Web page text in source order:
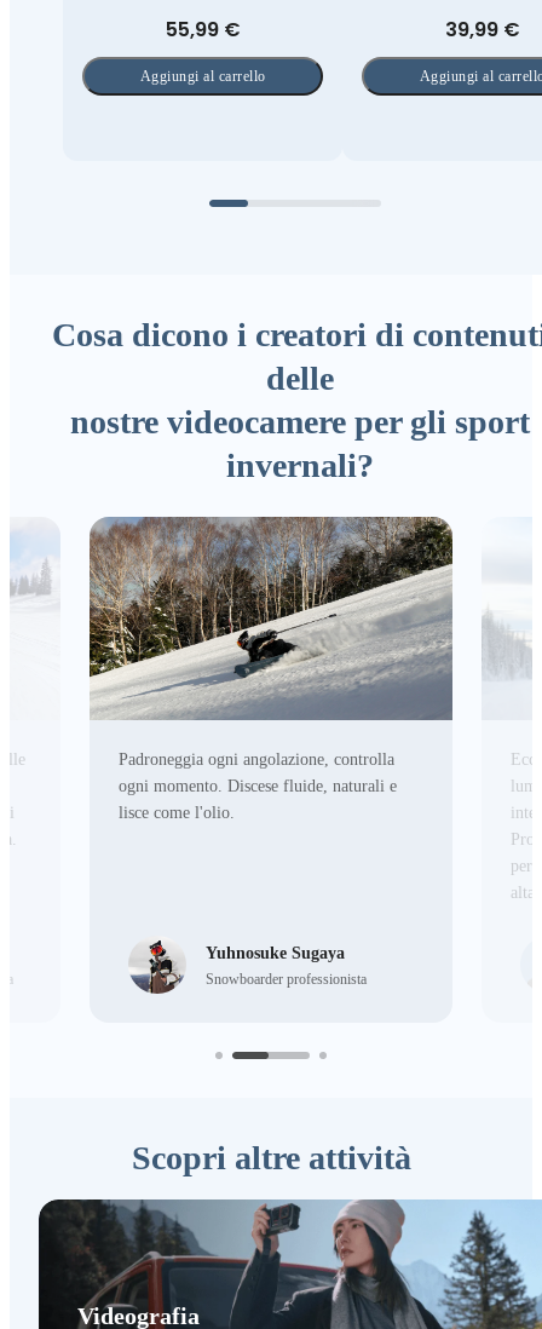
55,99 €
Aggiungi al carrello
39,99 €
Aggiungi al
Cosa dicono i creatori di
delle
nostre videocamere per gli sport
invernali?
Padroneggia ogni angolazione, controlla
ogni momento. Discese fluide, naturali e
lisce come l'olio.
Yuhnosuke Sugaya
Snowboarder professionista
Pro
per
alta
Scopri altre attività
Videografia